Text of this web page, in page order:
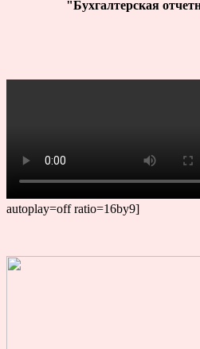
"Бухгалтерская
autoplay=off ratio=16by9]